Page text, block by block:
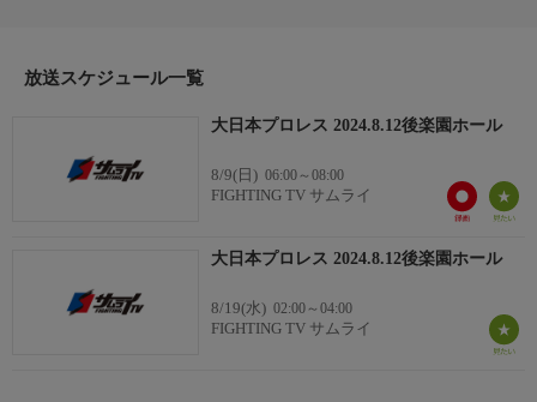
スマッチ＞
＜ストリートファイトデスマッチ＞
●アブドーラ・小林＆伊東竜二×マッドマン・ポンド＆デイル・パ
トリックス
●関本大介＆大門寺崇×ジョーダン・マッカラン＆コナー・キング
●星野勘九郎＆梶トマト＆マリー・ハナ×佐藤孝亮＆宮本裕向＆阿
部史典
※予告無く内容を変更する場合があります。
放送スケジュール一覧
大日本プロレス 2024.8.12後楽園ホール
8/9(日) 06:00～08:00
FIGHTING TV サムライ
大日本プロレス 2024.8.12後楽園ホール
8/19(水) 02:00～04:00
FIGHTING TV サムライ